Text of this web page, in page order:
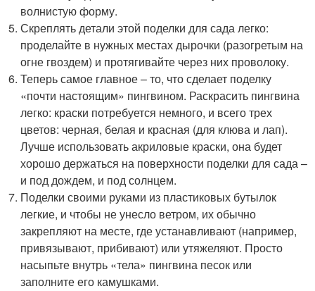
волнистую форму.
Скреплять детали этой поделки для сада легко:
проделайте в нужных местах дырочки (разогретым на
огне гвоздем) и протягивайте через них проволоку.
Теперь самое главное – то, что сделает поделку
«почти настоящим» пингвином. Раскрасить пингвина
легко: краски потребуется немного, и всего трех
цветов: черная, белая и красная (для клюва и лап).
Лучше использовать акриловые краски, она будет
хорошо держаться на поверхности поделки для сада –
и под дождем, и под солнцем.
Поделки своими руками из пластиковых бутылок
легкие, и чтобы не унесло ветром, их обычно
закрепляют на месте, где устанавливают (например,
привязывают, прибивают) или утяжеляют. Просто
насыпьте внутрь «тела» пингвина песок или
заполните его камушками.